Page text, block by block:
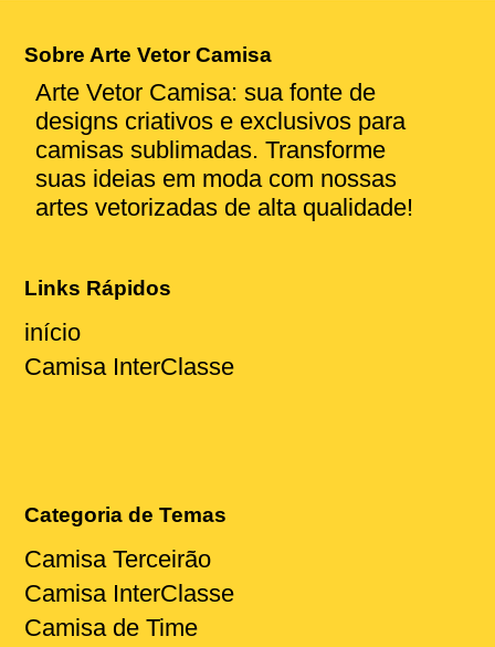
Sobre Arte Vetor Camisa
Arte Vetor Camisa: sua fonte de
designs criativos e exclusivos para
camisas sublimadas. Transforme
suas ideias em moda com nossas
artes vetorizadas de alta qualidade!
Links Rápidos
início
Camisa InterClasse
Categoria de Temas
Camisa Terceirão
Camisa InterClasse
Camisa de Time